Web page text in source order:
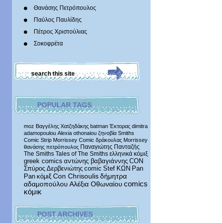
Θανάσης Πετρόπουλος
Παύλος Παυλίδης
Πέτρος Χριστούλιας
Σοκοφρέτα
POPULAR TAGS
moz Βαγγέλης Χατζηδάκης batman Έκτορας dimitra
adamopoulou Alexia othonaiou ζηνοβία Smiths
Comic Strip Morrissey Comic δράκουλας Morrissey
θανάσης πετρόπουλος Παναγιώτης Πανταζής
The Smiths Tales of The Smiths ελληνικά κόμιξ
greek comics αντώνης βαβαγιάννης CON
Σπύρος Δερβενιώτης comic Stef ΚΩΝ Pan
Pan κόμιξ Con Chrisoulis δήμητρα
αδαμοπούλου Αλέξια Οθωναίου comics
κόμικ
POST ARCHIVES